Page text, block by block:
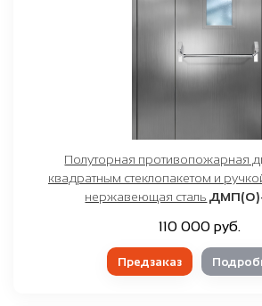
Полуторная противопожарная
квадратным стеклопакетом и
нержавеющая сталь ДМП(О)-
110 000 руб.
Предзаказ